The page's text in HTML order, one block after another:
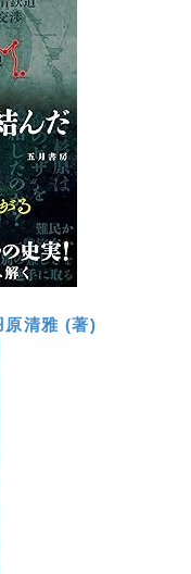
清雅 (著)